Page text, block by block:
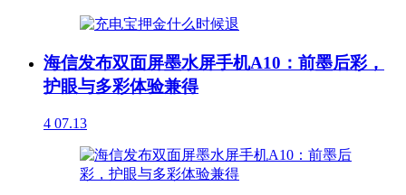
海信发布双面屏墨水屏手机A10：前墨后彩，
护眼与多彩体验兼得
4 07.13